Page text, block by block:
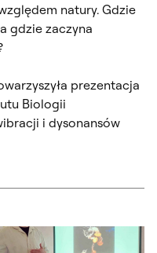
natury. Gdzie
gdzie zaczyna
prezentacja
Biologii
i dysonansów